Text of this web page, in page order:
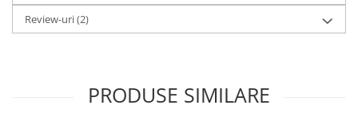
Review-uri(2)
PRODUSE SIMILARE